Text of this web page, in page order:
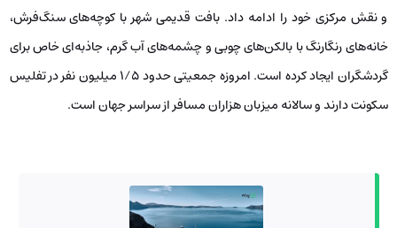
و نقش مرکزی خود را ادامه داد. بافت قدیمی شهر با کوچه‌های سنگ‌فرش،
خانه‌های رنگارنگ با بالکن‌های چوبی و چشمه‌های آب گرم، جاذبه‌ای خاص برای
گردشگران ایجاد کرده است. امروزه جمعیتی حدود ۱/۵ میلیون نفر در تفلیس
سکونت دارند و سالانه میزبان هزاران مسافر از سراسر جهان است.